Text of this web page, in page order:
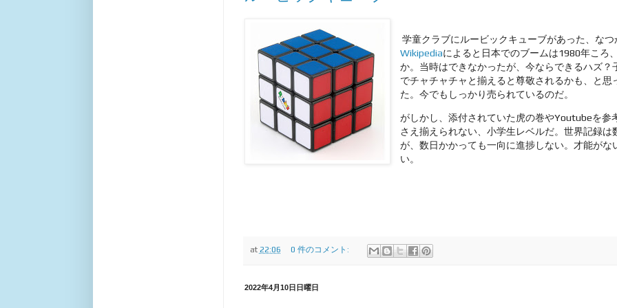
学童クラブにルービックキューブがあった、なつ
Wikipediaによると日本でのブームは1980年ころ
か。当時はできなかったが、今ならできるハズ？
でチャチャチャと揃えると尊敬されるかも、と思
た。今でもしっかり売られているのだ。
がしかし、添付されていた虎の巻やYoutubeを参
さえ揃えられない、小学生レベルだ。世界記録は
が、数日かかっても一向に進捗しない。才能がな
い。
at 22:06 0 件のコメント:
2022年4月10日日曜日